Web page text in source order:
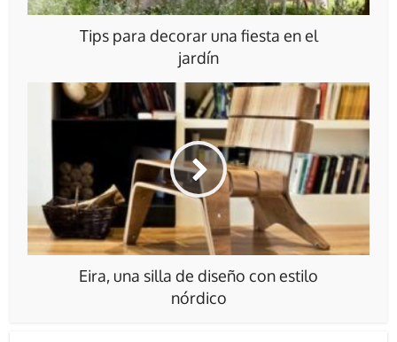
Tips para decorar una fiesta en el
jardín
Eira, una silla de diseño con estilo
nórdico